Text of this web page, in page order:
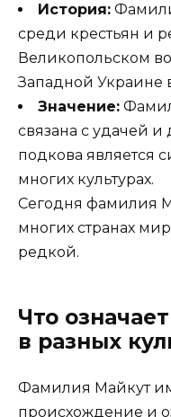
История:
среди крестьян и
Великопольском
Западной Украине
Значение:
связана с удачей
подкова является
многих культурах.
Сегодня фамилия
многих странах
редкой.
Что
в разных
Фамилия Майкут
происхождение и